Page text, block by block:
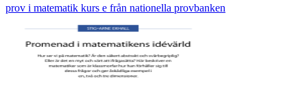
prov i matematik kurs e från nationella provbanken